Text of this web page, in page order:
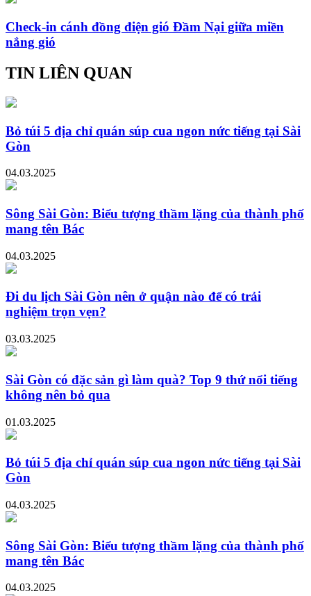
Check-in cánh đồng điện gió Đầm Nại giữa miền
nắng gió
TIN LIÊN QUAN
Bỏ túi 5 địa chỉ quán súp cua ngon nức tiếng tại Sài
Gòn
04.03.2025
Sông Sài Gòn: Biểu tượng thầm lặng của thành phố
mang tên Bác
04.03.2025
Đi du lịch Sài Gòn nên ở quận nào để có trải
nghiệm trọn vẹn?
03.03.2025
Sài Gòn có đặc sản gì làm quà? Top 9 thứ nổi tiếng
không nên bỏ qua
01.03.2025
Bỏ túi 5 địa chỉ quán súp cua ngon nức tiếng tại Sài
Gòn
04.03.2025
Sông Sài Gòn: Biểu tượng thầm lặng của thành phố
mang tên Bác
04.03.2025